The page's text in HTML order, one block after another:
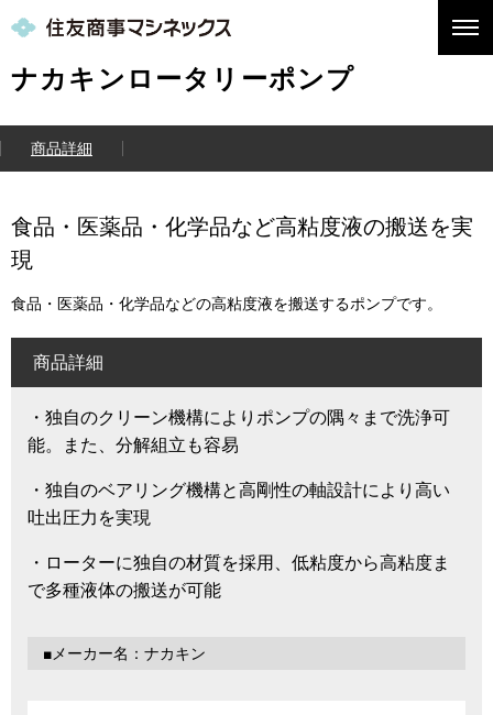
ナカキンロータリーポンプ
商品詳細
食品・医薬品・化学品など高粘度液の搬送を実
現
食品・医薬品・化学品などの高粘度液を搬送するポンプです。
商品詳細
・独自のクリーン機構によりポンプの隅々まで洗浄可
能。また、分解組立も容易
・独自のベアリング機構と高剛性の軸設計により高い
吐出圧力を実現
・ローターに独自の材質を採用、低粘度から高粘度ま
で多種液体の搬送が可能
■メーカー名：ナカキン